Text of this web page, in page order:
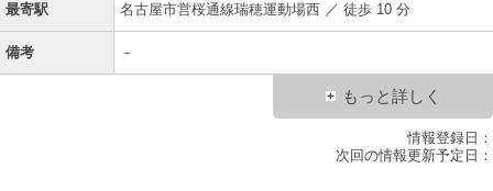
最寄駅 名古屋市営桜通線瑞穂運動場西 ／ 徒歩 10 分
備考 －
もっと詳しく
情報登録日：
次回の情報更新予定日：